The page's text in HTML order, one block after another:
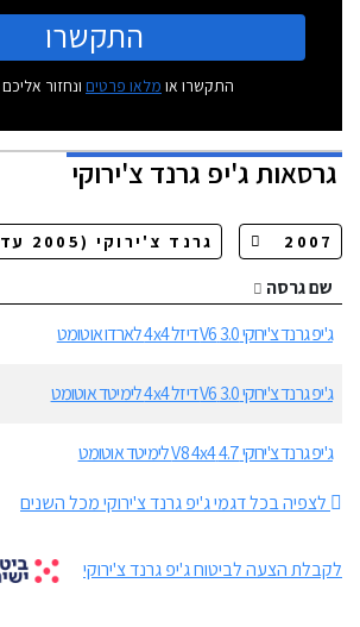
התקשרו
התקשרו או מלאו פרטים ונחזור
גרסאותג'יפ גרנד צ'ירוקי
שם גרסה
ג'יפ גרנד צ'ירוקי 3.0 V6 דיזל 4x4 לארדו אוטומט
ג'יפ גרנד צ'ירוקי 3.0 V6 דיזל 4x4 לימיטד אוטומט
ג'יפ גרנד צ'ירוקי 4.7 V8 4x4 לימיטד אוטומט
לצפיה בכל דגמי ג'יפ גרנד צ'ירוקי מכל השנים
לקבלת הצעה לביטוח ג'יפ גרנד צ'ירוקי